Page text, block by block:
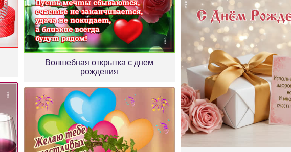
Волшебная открытка с днем
рождения